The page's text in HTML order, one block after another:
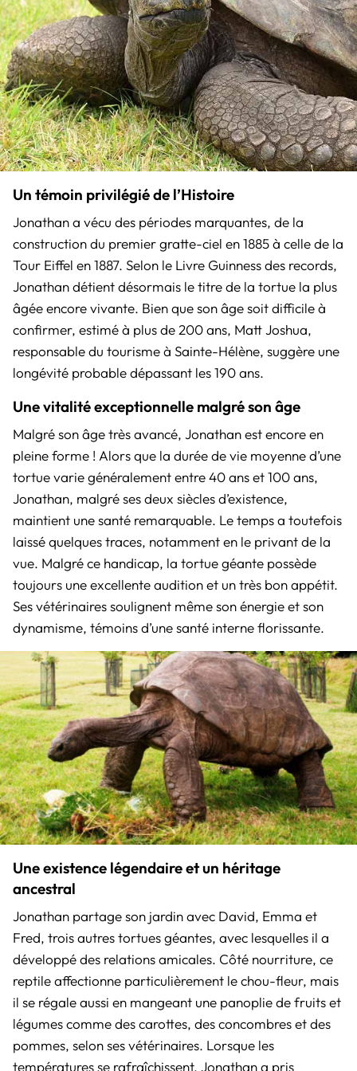
Un témoin privilégié de l’Histoire
Jonathan a vécu des périodes marquantes, de la
construction du premier gratte-ciel en 1885 à celle de la
Tour Eiffel en 1887. Selon le Livre Guinness des records,
Jonathan détient désormais le titre de la tortue la plus
âgée encore vivante. Bien que son âge soit difficile à
confirmer, estimé à plus de 200 ans, Matt Joshua,
responsable du tourisme à Sainte-Hélène, suggère une
longévité probable dépassant les 190 ans.
Une vitalité exceptionnelle malgré son âge
Malgré son âge très avancé, Jonathan est encore en
pleine forme ! Alors que la durée de vie moyenne d’une
tortue varie généralement entre 40 ans et 100 ans,
Jonathan, malgré ses deux siècles d’existence,
maintient une santé remarquable. Le temps a toutefois
laissé quelques traces, notamment en le privant de la
vue. Malgré ce handicap, la tortue géante possède
toujours une excellente audition et un très bon appétit.
Ses vétérinaires soulignent même son énergie et son
dynamisme, témoins d’une santé interne florissante.
Une existence légendaire et un héritage
ancestral
Jonathan partage son jardin avec David, Emma et
Fred, trois autres tortues géantes, avec lesquelles il a
développé des relations amicales. Côté nourriture, ce
reptile affectionne particulièrement le chou-fleur, mais
il se régale aussi en mangeant une panoplie de fruits et
légumes comme des carottes, des concombres et des
pommes, selon ses vétérinaires. Lorsque les
températures se rafraîchissent, Jonathan a pris